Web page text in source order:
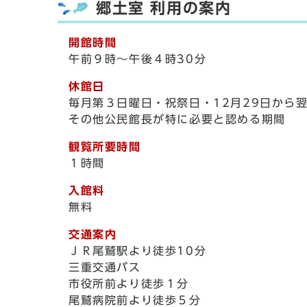
郷土室 利用の案内
開館時間
午前９時～午後４時30分
休館日
毎月第３日曜日・祝祭日・12月29日から
その他公民館長が特に必要と認める期間
観覧所要時間
１時間
入館料
無料
交通案内
ＪＲ尾鷲駅より徒歩10分
三重交通バス
市役所前より徒歩１分
尾鷲病院前より徒歩５分